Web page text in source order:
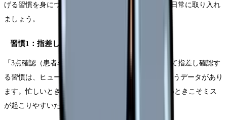
げる習慣を身につけることはできます。以下の5つを日常に取り入れ
ましょう。
習慣1：指差し呼称を徹底する
「3点確認（患者名・薬剤名・投与量）」を声に出して指差し確認す
る習慣は、ヒューマンエラーを約60%減少させるというデータがあり
ます。忙しいときほど省略したくなりますが、忙しいときこそミス
が起こりやすいため、習慣化が重要です。